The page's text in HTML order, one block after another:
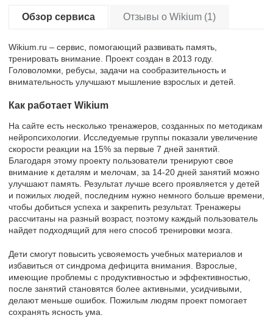
Обзор сервиса Отзывы о Wikium (1)
Wikium.ru – сервис, помогающий развивать память,
тренировать внимание. Проект создан в 2013 году.
Головоломки, ребусы, задачи на сообразительность и
внимательность улучшают мышление взрослых и детей.
Как работает Wikium
На сайте есть несколько тренажеров, созданных по методикам
нейропсихологии. Исследуемые группы показали увеличение
скорости реакции на 15% за первые 7 дней занятий.
Благодаря этому проекту пользователи тренируют свое
внимание к деталям и мелочам, за 14-20 дней занятий можно
улучшают память. Результат лучше всего проявляется у детей
и пожилых людей, последним нужно немного больше времени,
чтобы добиться успеха и закрепить результат. Тренажеры
рассчитаны на разный возраст, поэтому каждый пользователь
найдет подходящий для него способ тренировки мозга.
Дети смогут повысить усвояемость учебных материалов и
избавиться от синдрома дефицита внимания. Взрослые,
имеющие проблемы с продуктивностью и эффективностью,
после занятий становятся более активными, усидчивыми,
делают меньше ошибок. Пожилым людям проект помогает
сохранять ясность ума.